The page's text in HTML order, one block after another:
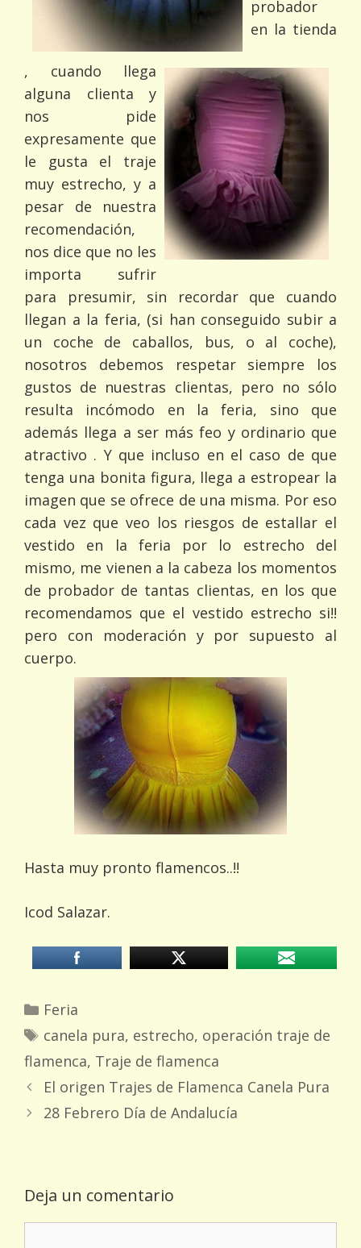
probador
en la tienda
, cuando llega
alguna clienta y
nos pide
expresamente que
le gusta el traje
muy estrecho, y a
pesar de nuestra
recomendación,
nos dice que no les
importa sufrir
para presumir, sin recordar que cuando
llegan a la feria, (si han conseguido subir a
un coche de caballos, bus, o al coche),
nosotros debemos respetar siempre los
gustos de nuestras clientas, pero no sólo
resulta incómodo en la feria, sino que
además llega a ser más feo y ordinario que
atractivo . Y que incluso en el caso de que
tenga una bonita figura, llega a estropear la
imagen que se ofrece de una misma. Por eso
cada vez que veo los riesgos de estallar el
vestido en la feria por lo estrecho del
mismo, me vienen a la cabeza los momentos
de probador de tantas clientas, en los que
recomendamos que el vestido estrecho si!!
pero con moderación y por supuesto al
cuerpo.
Hasta muy pronto flamencos..!!
Icod Salazar.
Categorías
Feria
Etiquetas
canela pura, estrecho, operación traje de
flamenca, Traje de flamenca
El origen Trajes de Flamenca Canela Pura
28 Febrero Día de Andalucía
Deja un comentario